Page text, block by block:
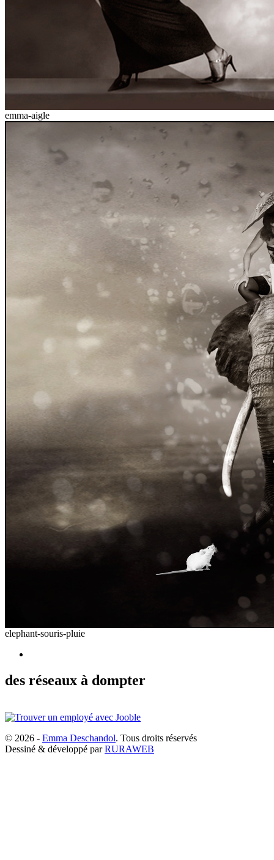
emma-aigle
elephant-souris-pluie
des réseaux à dompter
© 2026 - Emma Deschandol. Tous droits réservés
Dessiné & développé parRURAWEB